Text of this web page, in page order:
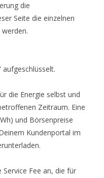
die
Seite die einzelnen
die Energie selbst und
Zeitraum. Eine
und Börsenpreise
Kundenportal im
Fee an, die für